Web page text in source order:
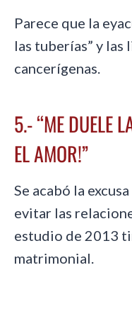
Parece que la
las tuberías” y las
cancerígenas.
5.- “ME DUELE
EL AMOR!”
Se acabó la
evitar las
estudio de 2013
matrimonial.